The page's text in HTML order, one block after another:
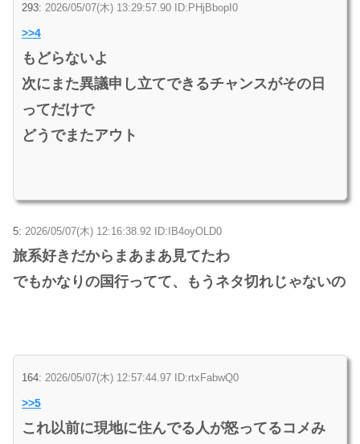
293: 2026/05/07(木) 13:29:57.90 ID:PHjBbopI0
>>4
もどらないよ
次にまた異議申し立てできるチャンスがその日
ってだけで
どうでまたアウト
5: 2026/05/07(木) 12:16:38.92 ID:IB4oyOLD0
旅系好きだからまあまあ見てたわ
でもかなりの国行ってて、もうネタ切れじゃないの
164: 2026/05/07(木) 12:57:44.97 ID:rtxFabwQ0
>>5
これ以前に現地に住んでる人が怒ってるコメみ